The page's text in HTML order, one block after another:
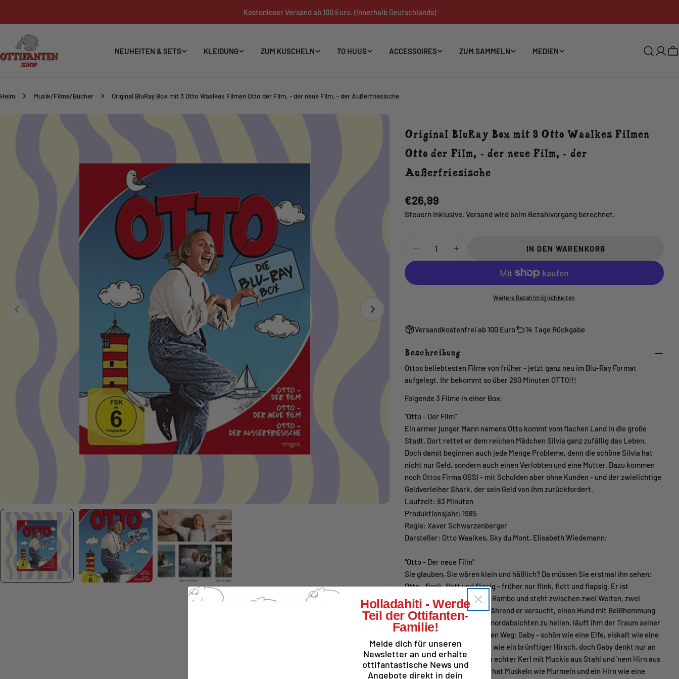
Kostenloser Versand ab 100 Euro. (innerhalb Deutschlands)
NEUHEITEN & SETS KLEIDUNG ZUM KUSCHELN TO HUUS ACCESSOIRES ZUM SAMMELN MEDIEN
Heim Musik/Filme/Bücher Original BluRay Box mit 3 Otto Waalkes Filmen Otto der Film, - der neue Film, - der Außerfriesische
Original BluRay Box mit 3 Otto Waalkes Filmen
Otto der Film, - der neue Film, - der
Außerfriesische
Regulärer
Preis
€26,99
Steuern inklusive.Versandwird beim Bezahlvorgang berechnet.
MENGE FÜR ORIGINAL BLURAY BOX MIT 3 OTTO
MENGE FÜR ORIGINAL BLURAY BOX MIT 3
IN DEN WARENKORB
Weitere Bezahlmöglichkeiten
Versandkostenfrei ab 100 Euro 14 Tage Rückgabe
Beschreibung
Ottos beliebtesten Filme von früher - jetzt ganz neu im Blu-Ray Format
aufgelegt. Ihr bekommt so über 260 Minuten OTT0!!!
Folgende 3 Filme in einer Box:
"Otto - Der Film"
Ein armer junger Mann namens Otto kommt vom flachen Land in die große
Stadt. Dort rettet er dem reichen Mädchen Silvia ganz zufällig das Leben.
Doch damit beginnen auch jede Menge Probleme, denn die schöne Silvia hat
nicht nur Geld, sondern auch einen Verlobten und eine Mutter. Dazu kommen
noch Ottos Firma OSSI - mit Schulden aber ohne Kunden - und der zwielichtige
Geldverleiher Shark, der sein Geld von ihm zurückfordert.
Laufzeit: 83 Minuten
Produktionsjahr: 1985
Regie: Xaver Schwarzenberger
Darsteller: Otto Waalkes, Sky du Mont, Elisabeth Wiedemann;
"Otto - Der neue Film"
Sie glauben, Sie wären klein und häßlich? Da müssen Sie erstmal ihn sehen:
Otto - flonk, flatt und flipsig - früher nur flink, flott und flapsig. Er ist
Ostfrieslands Antwort auf Rambo und steht zwischen zwei Welten, zwei
Frauen und zwei Tieren. Während er versucht, einen Hund mit Beißhemmung
und eine Katze mit Selbstmordabsichten zu heilen, läuft ihm der Traum seiner
schlaflosen Nächte über den Weg: Gaby - schön wie eine Elfe, eiskalt wie eine
Hundeschnauze. Otti balzt wie ein brünftiger Hirsch, doch Gaby denkt nur an
Amboss, den Rabiator - ein echter Kerl mit Muckis aus Stahl und 'nem Hirn aus
Schaumgummi. Naja, Otto hat Muskeln wie Murmeln und ein Hirn wie eine
Holladahiti - Werde
Teil der Ottifanten-
Familie!
Melde dich für unseren
Newsletter an und erhalte
ottifantastische News und
Angebote direkt in dein